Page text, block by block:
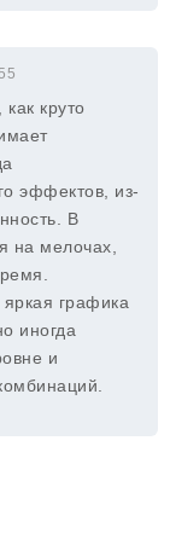
круто
эффектов, из-
В
на мелочах,
графика
иногда
и